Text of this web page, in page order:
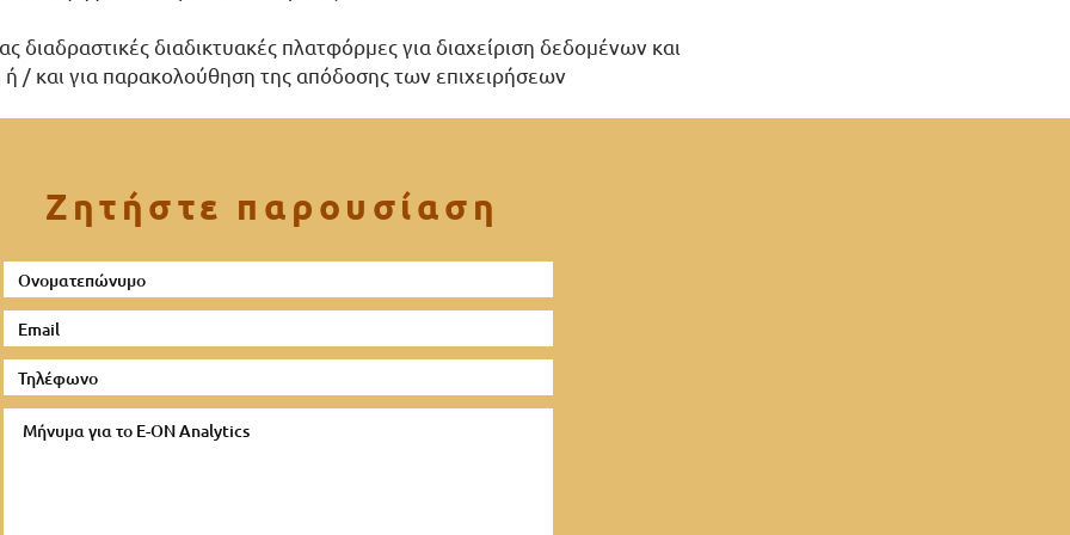
διαδραστικές διαδικτυακές πλατφόρμες για διαχείριση δεδομένων και
ή / και για παρακολούθηση της απόδοσης των επιχειρήσεων
Ζητήστε παρουσίαση